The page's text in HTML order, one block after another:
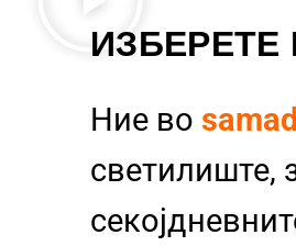
ИЗБЕРЕТЕ
Ние во
светилиште,